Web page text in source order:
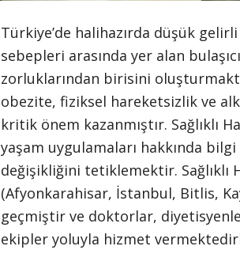
Türkiye’de halihazırda düşük
sebepleri arasında yer alan
zorluklarından birisini
obezite, fiziksel hareketsizlik ve
kritik önem kazanmıştır. Sağlıklı
yaşam uygulamaları hakkında
değişikliğini tetiklemektir. Sağlıklı
(Afyonkarahisar, İstanbul, Bitlis,
geçmiştir ve doktorlar,
ekipler yoluyla hizmet